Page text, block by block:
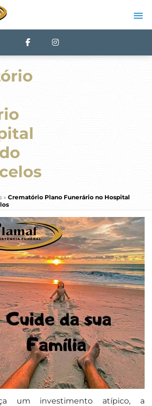
» Crematório Plano Funerário no Hospital
um investimento atípico, a